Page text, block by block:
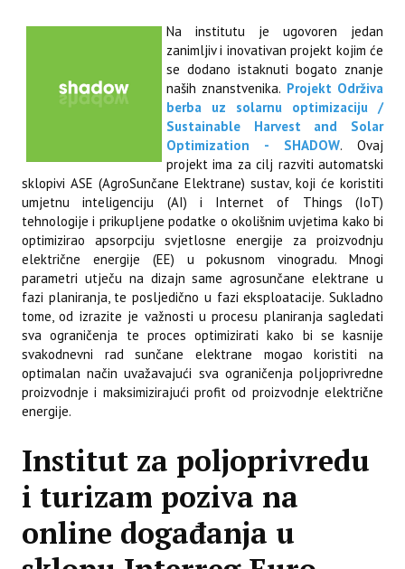
Na institutu je ugovoren jedan
zanimljiv i inovativan projekt kojim će
se dodano istaknuti bogato znanje
naših znanstvenika. Projekt Održiva
berba uz solarnu optimizaciju /
Sustainable Harvest and Solar
Optimization - SHADOW. Ovaj
projekt ima za cilj razviti automatski
sklopivi ASE (AgroSunčane Elektrane) sustav, koji će koristiti
umjetnu inteligenciju (AI) i Internet of Things (IoT)
tehnologije i prikupljene podatke o okolišnim uvjetima kako bi
optimizirao apsorpciju svjetlosne energije za proizvodnju
električne energije (EE) u pokusnom vinogradu. Mnogi
parametri utječu na dizajn same agrosunčane elektrane u
fazi planiranja, te posljedično u fazi eksploatacije. Sukladno
tome, od izrazite je važnosti u procesu planiranja sagledati
sva ograničenja te proces optimizirati kako bi se kasnije
svakodnevni rad sunčane elektrane mogao koristiti na
optimalan način uvažavajući sva ograničenja poljoprivredne
proizvodnje i maksimizirajući profit od proizvodnje električne
energije.
Institut za poljoprivredu
i turizam poziva na
online događanja u